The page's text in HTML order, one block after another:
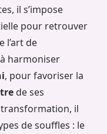
il s’impose
pour retrouver
l’art de
harmoniser
, pour favoriser la
de ses
il
de souffles : le